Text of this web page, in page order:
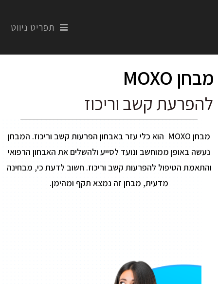
תפריט ניווט
מבחן MOXO
להפרעת קשב וריכוז
מבחן MOXO הוא כלי עזר באבחון הפרעות קשב וריכוז. המבחן
נעשה באופן ממוחשב ונועד לסייע ולהשלים את האבחון הרפואי
והתאמת הטיפול להפרעות קשב וריכוז. חשוב לדעת כי, מבחינה
מדעית, מבחן זה נמצא תקף ומהימן.